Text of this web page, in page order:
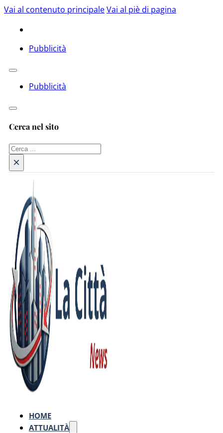
Vai al contenuto principaleVai al piè di pagina
Pubblicità
Pubblicità
Cerca nel sito
Cerca
×
HOME
ATTUALITÀ